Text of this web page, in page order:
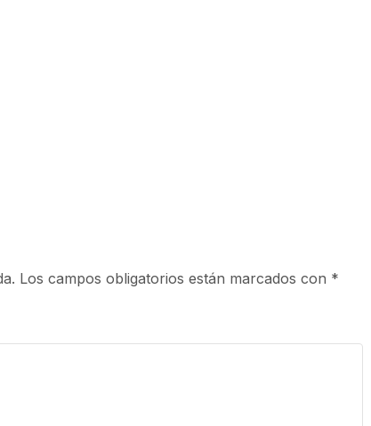
Los campos obligatorios están marcados con *